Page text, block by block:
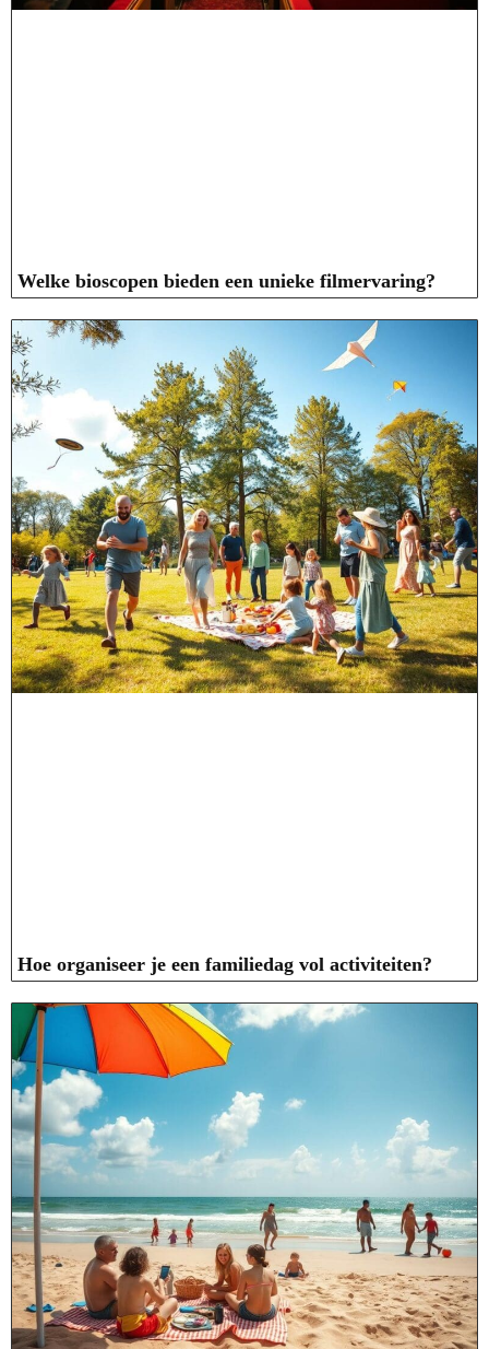
Welke bioscopen bieden een unieke filmervaring?
Hoe organiseer je een familiedag vol activiteiten?